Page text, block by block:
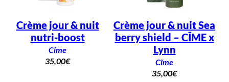
Crème jour & nuit
nutri-boost
Cîme
35,00€
Crème jour & nuit Sea
berry shield – CÎME x
Lynn
Cîme
35,00€